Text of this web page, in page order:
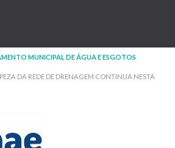
recolher
MUNICIPAL DE ÁGUA E ESGOTOS
DA REDE DE DRENAGEM CONTINUA NESTA